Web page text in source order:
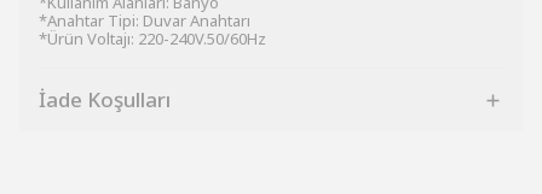
*Anahtar Tipi: Duvar Anahtarı
*Ürün Voltajı: 220-240V.50/60Hz
İade Koşulları